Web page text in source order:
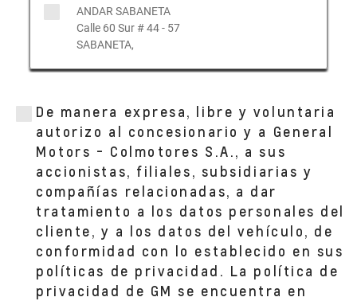
ANDAR SABANETA
Calle 60 Sur # 44 - 57
SABANETA,
CALLE 30 NúMERO 44-119
MEDELLIN, ANTIOQUIA
ANDAR CC MAYORCA
Cl. 51 Sur #48-57 CC Mayorca
SABANETA,
De manera expresa, libre y voluntaria
autorizo al concesionario y a General
Motors - Colmotores S.A., a sus
accionistas, filiales, subsidiarias y
compañías relacionadas, a dar
tratamiento a los datos personales del
cliente, y a los datos del vehículo, de
conformidad con lo establecido en sus
políticas de privacidad. La política de
privacidad de GM se encuentra en